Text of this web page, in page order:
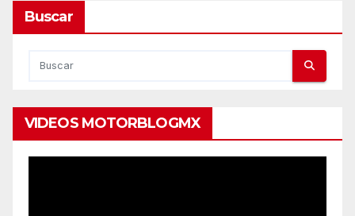
Buscar
VIDEOS MOTORBLOGMX